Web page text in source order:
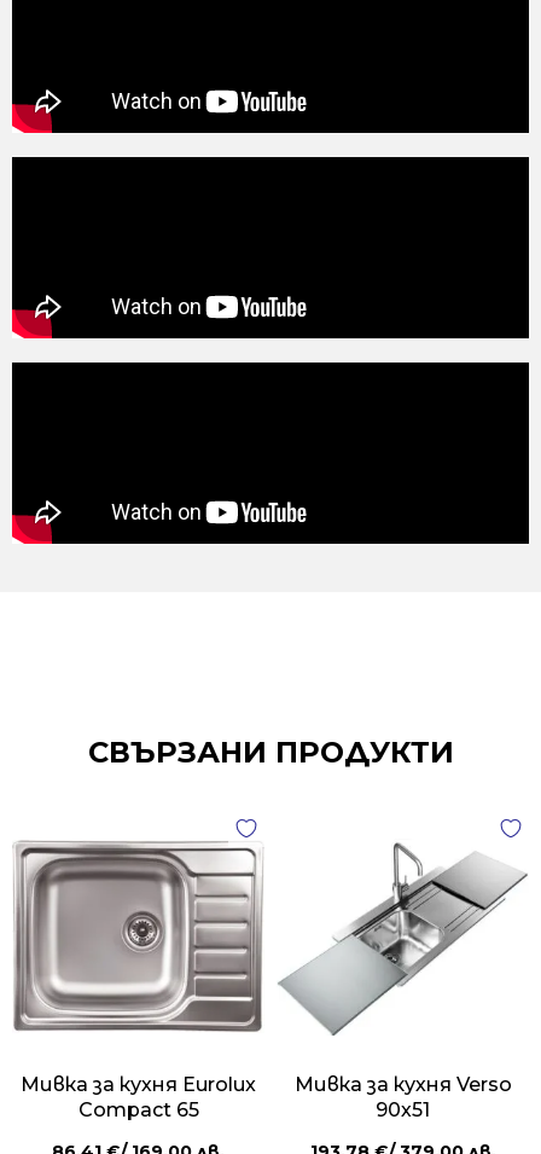
СВЪРЗАНИ ПРОДУКТИ
Мивка за кухня Eurolux
Compact 65
Мивка за кухня Verso
90х51